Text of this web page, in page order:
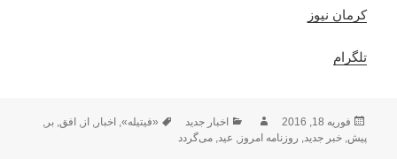
کرمان نیوز
تلگرام
ارسال
شده
فوریه 18, 2016 نویسندهدسته‌ها
اخبار جدید برچسب‌ها
«فیتیله» ,اخبار ,از ,افق ,بر
پیش ,خبر جدید روزنامه امروز عید ,می‌گردد